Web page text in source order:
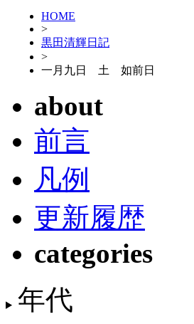
HOME
>
黒田清輝日記
>
一月九日 土 如前日
about
前言
凡例
更新履歴
categories
年代